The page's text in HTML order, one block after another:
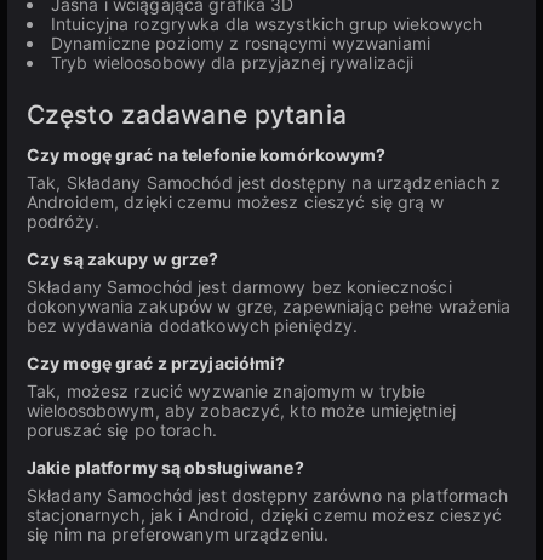
Jasna i wciągająca grafika 3D
Intuicyjna rozgrywka dla wszystkich grup wiekowych
Dynamiczne poziomy z rosnącymi wyzwaniami
Tryb wieloosobowy dla przyjaznej rywalizacji
Często zadawane pytania
Czy mogę grać na telefonie komórkowym?
Tak, Składany Samochód jest dostępny na urządzeniach z
Androidem, dzięki czemu możesz cieszyć się grą w
podróży.
Czy są zakupy w grze?
Składany Samochód jest darmowy bez konieczności
dokonywania zakupów w grze, zapewniając pełne wrażenia
bez wydawania dodatkowych pieniędzy.
Czy mogę grać z przyjaciółmi?
Tak, możesz rzucić wyzwanie znajomym w trybie
wieloosobowym, aby zobaczyć, kto może umiejętniej
poruszać się po torach.
Jakie platformy są obsługiwane?
Składany Samochód jest dostępny zarówno na platformach
stacjonarnych, jak i Android, dzięki czemu możesz cieszyć
się nim na preferowanym urządzeniu.